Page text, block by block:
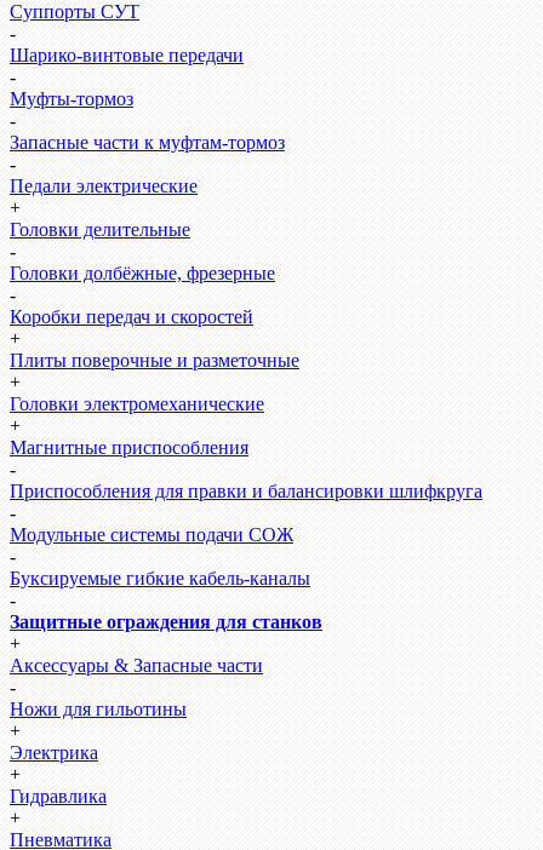
Суппорты СУТ
-
Шарико-винтовые передачи
-
Муфты-тормоз
-
Запасные части к муфтам-тормоз
-
Педали электрические
+
Головки делительные
-
Головки долбёжные, фрезерные
-
Коробки передач и скоростей
+
Плиты поверочные и разметочные
+
Головки электромеханические
+
Магнитные приспособления
-
Приспособления для правки и балансировки шлифкруга
-
Модульные системы подачи СОЖ
-
Буксируемые гибкие кабель-каналы
-
Защитные ограждения для станков
+
Аксессуары & Запасные части
-
Ножи для гильотины
+
Электрика
+
Гидравлика
+
Пневматика